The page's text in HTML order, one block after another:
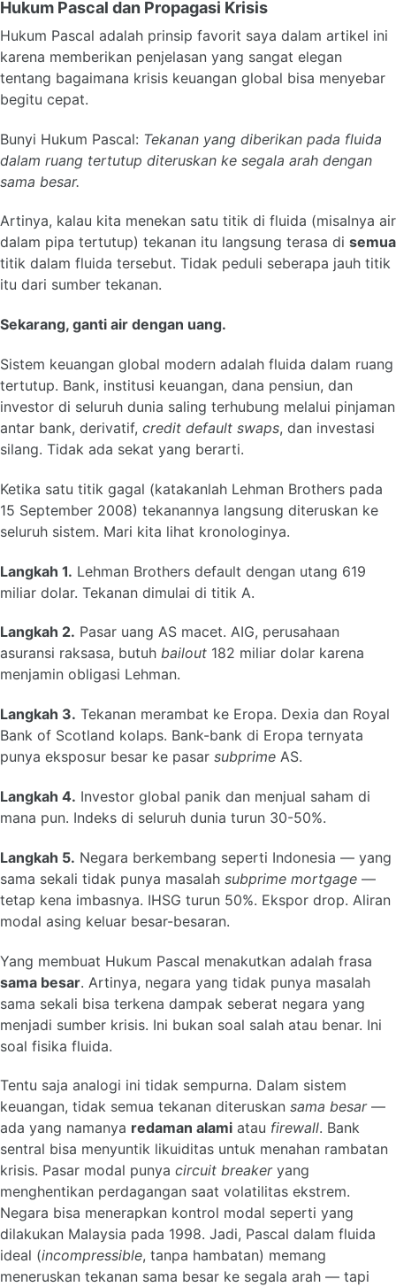
Hukum Pascal dan Propagasi Krisis
Hukum Pascal adalah prinsip favorit saya dalam artikel ini
karena memberikan penjelasan yang sangat elegan
tentang bagaimana krisis keuangan global bisa menyebar
begitu cepat.
Bunyi Hukum Pascal: Tekanan yang diberikan pada fluida
dalam ruang tertutup diteruskan ke segala arah dengan
sama besar.
Artinya, kalau kita menekan satu titik di fluida (misalnya air
dalam pipa tertutup) tekanan itu langsung terasa di semua
titik dalam fluida tersebut. Tidak peduli seberapa jauh titik
itu dari sumber tekanan.
Sekarang, ganti air dengan uang.
Sistem keuangan global modern adalah fluida dalam ruang
tertutup. Bank, institusi keuangan, dana pensiun, dan
investor di seluruh dunia saling terhubung melalui pinjaman
antar bank, derivatif, credit default swaps, dan investasi
silang. Tidak ada sekat yang berarti.
Ketika satu titik gagal (katakanlah Lehman Brothers pada
15 September 2008) tekanannya langsung diteruskan ke
seluruh sistem. Mari kita lihat kronologinya.
Langkah 1. Lehman Brothers default dengan utang 619
miliar dolar. Tekanan dimulai di titik A.
Langkah 2. Pasar uang AS macet. AIG, perusahaan
asuransi raksasa, butuh bailout 182 miliar dolar karena
menjamin obligasi Lehman.
Langkah 3. Tekanan merambat ke Eropa. Dexia dan Royal
Bank of Scotland kolaps. Bank-bank di Eropa ternyata
punya eksposur besar ke pasar subprime AS.
Langkah 4. Investor global panik dan menjual saham di
mana pun. Indeks di seluruh dunia turun 30-50%.
Langkah 5. Negara berkembang seperti Indonesia — yang
sama sekali tidak punya masalah subprime mortgage —
tetap kena imbasnya. IHSG turun 50%. Ekspor drop. Aliran
modal asing keluar besar-besaran.
Yang membuat Hukum Pascal menakutkan adalah frasa
sama besar. Artinya, negara yang tidak punya masalah
sama sekali bisa terkena dampak seberat negara yang
menjadi sumber krisis. Ini bukan soal salah atau benar. Ini
soal fisika fluida.
Tentu saja analogi ini tidak sempurna. Dalam sistem
keuangan, tidak semua tekanan diteruskan sama besar—
ada yang namanya redaman alami atau firewall. Bank
sentral bisa menyuntik likuiditas untuk menahan rambatan
krisis. Pasar modal punya circuit breakeryang
menghentikan perdagangan saat volatilitas ekstrem.
Negara bisa menerapkan kontrol modal seperti yang
dilakukan Malaysia pada 1998. Jadi, Pascal dalam fluida
ideal (incompressible, tanpa hambatan) memang
meneruskan tekanan sama besar ke segala arah — tapi